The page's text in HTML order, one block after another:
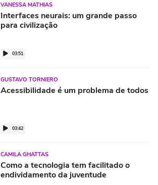
VANESSA MATHIAS
Interfaces neurais: um grande passo
para civilização
03:51
GUSTAVO TORNIERO
Acessibilidade é um problema de todos
03:42
CAMILA GHATTAS
Como a tecnologia tem facilitado o
endividamento da juventude